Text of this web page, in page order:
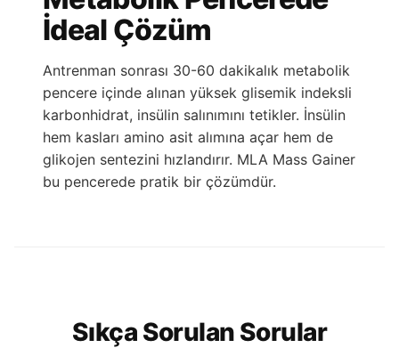
İdeal Çözüm
Antrenman sonrası 30-60 dakikalık metabolik
pencere içinde alınan yüksek glisemik indeksli
karbonhidrat, insülin salınımını tetikler. İnsülin
hem kasları amino asit alımına açar hem de
glikojen sentezini hızlandırır. MLA Mass Gainer
bu pencerede pratik bir çözümdür.
Sıkça Sorulan Sorular